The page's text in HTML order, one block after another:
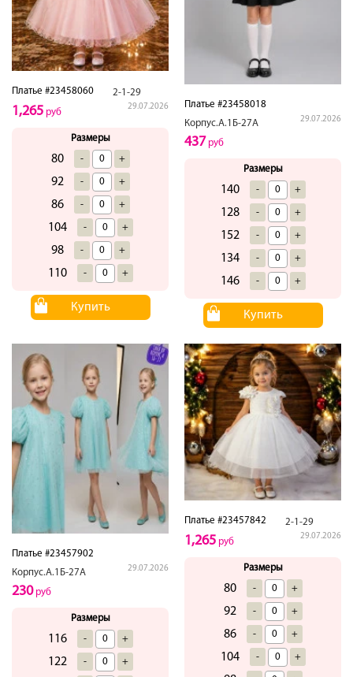
Платье #23458060 2-1-29
29.07.2026
1,265 руб
Размеры
80 - +
92 - +
86 - +
104 - +
98 - +
110 - +
Купить
Платье #23458018
Корпус.А.1Б-27А
29.07.2026
437 руб
Размеры
140 - +
128 - +
152 - +
134 - +
146 - +
Купить
Платье #23457902
Корпус.А.1Б-27А
29.07.2026
230руб
Размеры
116 - +
122 - +
Платье #23457842 2-1-29
29.07.2026
1,265 руб
Размеры
80 - +
92 - +
86 - +
104 - +